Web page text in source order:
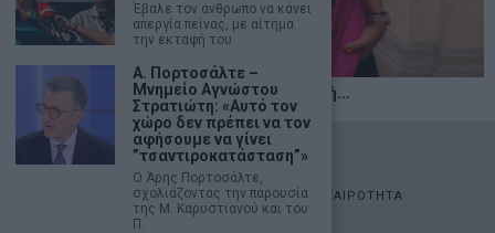
Η αληθινή παιδεία ξεκινά από την ψυχή…
2026 - marketnews.gr - All Rights Reserved
ΟΙΚΟΝΟΜΙΑ ΠΟΛΙΤΙΚΗ ΑΓΟΡΕΣ
ΕΠΙΚΑΙΡΟΤΗΤΑ
LIFESTYLE
Έβαλε τον άνθρωπο να κάνει
απεργία πείνας, με αίτημα
την εκταφή του
Α. Πορτοσάλτε –
Μνημείο Αγνώστου
Στρατιώτη: «Αυτό τον
χώρο δεν πρέπει να τον
αφήσουμε να γίνει
”τσαντιροκατάσταση”»
Ο Άρης Πορτοσάλτε,
σχολιάζοντας την παρουσία
της Μ. Καρυστιανού και του
Π.